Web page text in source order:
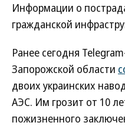
Информации о
гражданской
Ранее сегодня
Запорожской области
двоих украинских
АЭС. Им грозит от 10
пожизненного